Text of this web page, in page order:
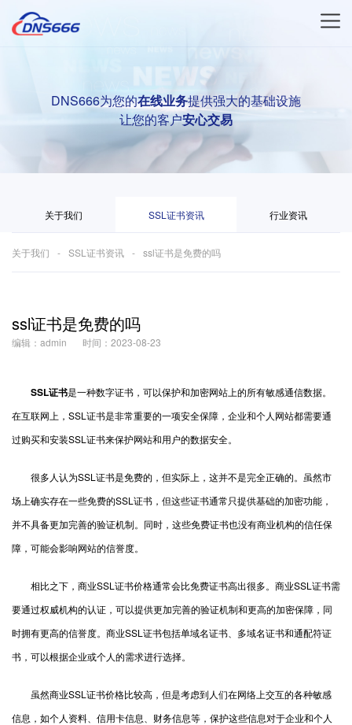
DNS666为您的在线业务提供强大的基础设施
让您的客户安心交易
关于我们 SSL证书资讯 行业资讯
关于我们 SSL证书资讯 ssl证书是免费的吗
ssl证书是免费的吗
编辑：admin 时间：2023-08-23
SSL证书是一种数字证书，可以保护和加密网站上的所有敏感通信数据。
在互联网上，SSL证书是非常重要的一项安全保障，企业和个人网站都需要通
过购买和安装SSL证书来保护网站和用户的数据安全。
很多人认为SSL证书是免费的，但实际上，这并不是完全正确的。虽然市
场上确实存在一些免费的SSL证书，但这些证书通常只提供基础的加密功能，
并不具备更加完善的验证机制。同时，这些免费证书也没有商业机构的信任保
障，可能会影响网站的信誉度。
相比之下，商业SSL证书价格通常会比免费证书高出很多。商业SSL证书需
要通过权威机构的认证，可以提供更加完善的验证机制和更高的加密保障，同
时拥有更高的信誉度。商业SSL证书包括单域名证书、多域名证书和通配符证
书，可以根据企业或个人的需求进行选择。
虽然商业SSL证书价格比较高，但是考虑到人们在网络上交互的各种敏感
信息，如个人资料、信用卡信息、财务信息等，保护这些信息对于企业和个人